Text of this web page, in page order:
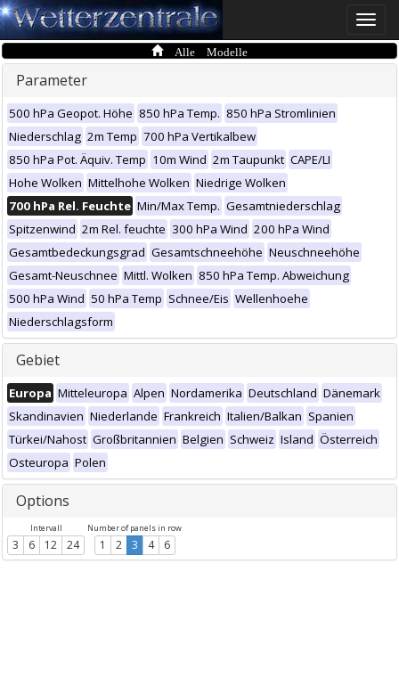
Toggle
Alle Modelle
Parameter
500 hPa Geopot. Höhe 850 hPa Temp. 850 hPa Stromlinien
Niederschlag 2m Temp 700 hPa Vertikalbew
850 hPa Pot. Äquiv. Temp 10m Wind 2m Taupunkt CAPE/LI
Hohe Wolken Mittelhohe Wolken Niedrige Wolken
700 hPa Rel. Feuchte Min/Max Temp. Gesamtniederschlag
Spitzenwind 2m Rel. feuchte 300 hPa Wind 200 hPa Wind
Gesamtbedeckungsgrad Gesamtschneehöhe Neuschneehöhe
Gesamt-Neuschnee Mittl. Wolken 850 hPa Temp. Abweichung
500 hPa Wind 50 hPa Temp Schnee/Eis Wellenhoehe
Niederschlagsform
Gebiet
Europa Mitteleuropa Alpen Nordamerika Deutschland Dänemark
Skandinavien Niederlande Frankreich Italien/Balkan Spanien
Türkei/Nahost Großbritannien Belgien Schweiz Island Österreich
Osteuropa Polen
Options
Intervall
3 6 12 24
Number of panels in row
1 2 3 4 6